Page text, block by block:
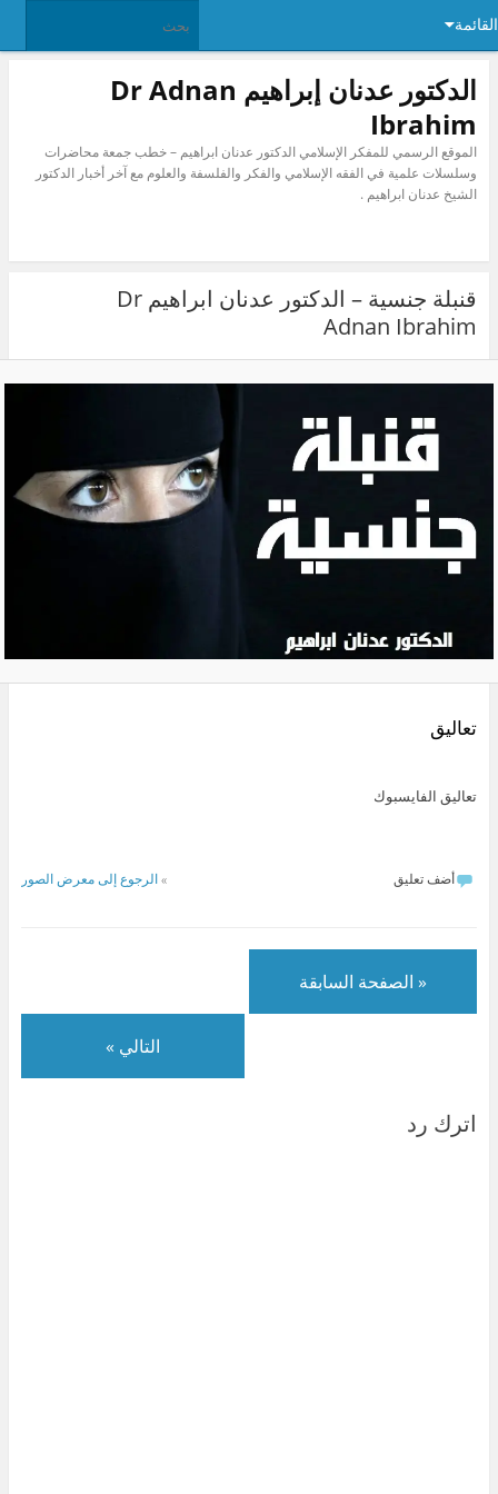
الدكتور عدنان إبراهيم Dr Adnan
Ibrahim
الموقع الرسمي للمفكر الإسلامي الدكتور عدنان ابراهيم – خطب جمعة محاضرات
وسلسلات علمية في الفقه الإسلامي والفكر والفلسفة والعلوم مع آخر أخبار الدكتور
الشيخ عدنان ابراهيم .
قنبلة جنسية – الدكتور عدنان ابراهيم Dr
Adnan Ibrahim
تعاليق
تعاليق الفايسبوك
الرجوع إلى معرض الصور أضف تعليق
« الصفحة السابقة
التالي »
اترك رد